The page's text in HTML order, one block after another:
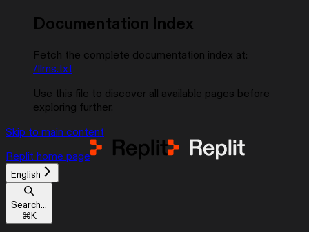
Documentation Index
Fetch the complete documentation index at:
/llms.txt
Use this file to discover all available pages before
exploring further.
Skip to main content
Replit home page
English
Search...
⌘K